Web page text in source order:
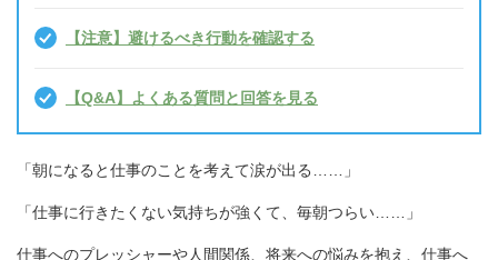
【注意】避けるべき行動を確認する
【Q&A】よくある質問と回答を見る
「朝になると仕事のことを考えて涙が出る……」
「仕事に行きたくない気持ちが強くて、毎朝つらい……」
仕事へのプレッシャーや人間関係、将来への悩みを抱え、仕事へ